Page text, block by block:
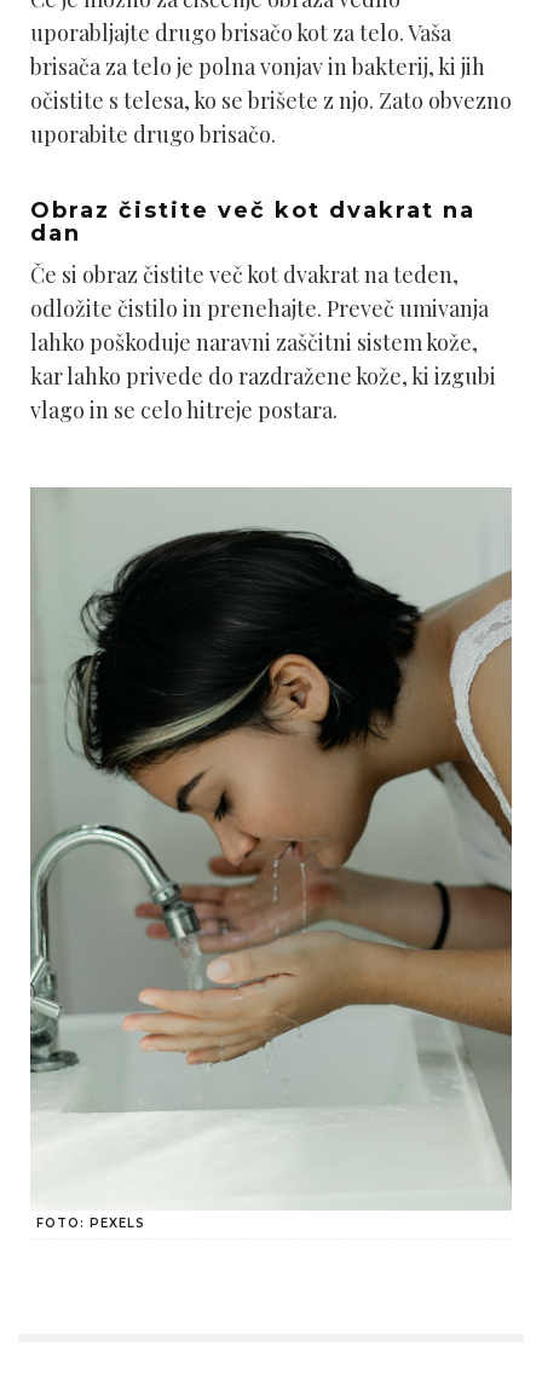
uporabljajte drugo brisačo kot za telo. Vaša
brisača za telo je polna vonjav in bakterij, ki jih
očistite s telesa, ko se brišete z njo. Zato obvezno
uporabite drugo brisačo.
Obraz čistite več kot dvakrat na
dan
Če si obraz čistite več kot dvakrat na teden,
odložite čistilo in prenehajte. Preveč umivanja
lahko poškoduje naravni zaščitni sistem kože,
kar lahko privede do razdražene kože, ki izgubi
vlago in se celo hitreje postara.
FOTO: PEXELS